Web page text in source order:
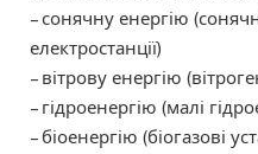
– сонячну енергію
електростанції)
– вітрову енергію
– гідроенергію (малі
– біоенергію (біогазові